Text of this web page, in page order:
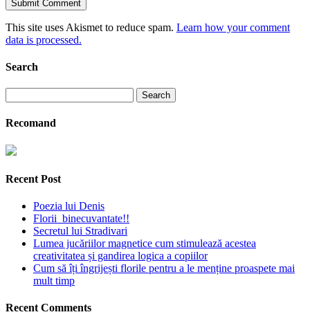
This site uses Akismet to reduce spam. Learn how your comment
data is processed.
Search
for:
Recomand
Recent Post
Poezia lui Denis
Florii binecuvantate!!
Secretul lui Stradivari
Lumea jucăriilor magnetice cum stimulează acestea
creativitatea și gandirea logica a copiilor
Cum să îți îngrijești florile pentru a le menține proaspete mai
mult timp
Recent Comments